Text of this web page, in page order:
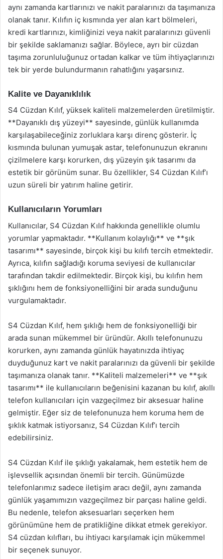
aynı zamanda kartlarınızı ve nakit paralarınızı da taşımanıza
olanak tanır. Kılıfın iç kısmında yer alan kart bölmeleri,
kredi kartlarınızı, kimliğinizi veya nakit paralarınızı güvenli
bir şekilde saklamanızı sağlar. Böylece, ayrı bir cüzdan
taşıma zorunluluğunuz ortadan kalkar ve tüm ihtiyaçlarınızı
tek bir yerde bulundurmanın rahatlığını yaşarsınız.
Kalite ve Dayanıklılık
S4 Cüzdan Kılıf, yüksek kaliteli malzemelerden üretilmiştir.
**Dayanıklı dış yüzeyi** sayesinde, günlük kullanımda
karşılaşabileceğiniz zorluklara karşı direnç gösterir. İç
kısmında bulunan yumuşak astar, telefonunuzun ekranını
çizilmelere karşı korurken, dış yüzeyin şık tasarımı da
estetik bir görünüm sunar. Bu özellikler, S4 Cüzdan Kılıf’ı
uzun süreli bir yatırım haline getirir.
Kullanıcıların Yorumları
Kullanıcılar, S4 Cüzdan Kılıf hakkında genellikle olumlu
yorumlar yapmaktadır. **Kullanım kolaylığı** ve **şık
tasarımı** sayesinde, birçok kişi bu kılıfı tercih etmektedir.
Ayrıca, kılıfın sağladığı koruma seviyesi de kullanıcılar
tarafından takdir edilmektedir. Birçok kişi, bu kılıfın hem
şıklığını hem de fonksiyonelliğini bir arada sunduğunu
vurgulamaktadır.
S4 Cüzdan Kılıf, hem şıklığı hem de fonksiyonelliği bir
arada sunan mükemmel bir üründür. Akıllı telefonunuzu
korurken, aynı zamanda günlük hayatınızda ihtiyaç
duyduğunuz kart ve nakit paralarınızı da güvenli bir şekilde
taşımanıza olanak tanır. **Kaliteli malzemeleri** ve **şık
tasarımı** ile kullanıcıların beğenisini kazanan bu kılıf, akıllı
telefon kullanıcıları için vazgeçilmez bir aksesuar haline
gelmiştir. Eğer siz de telefonunuza hem koruma hem de
şıklık katmak istiyorsanız, S4 Cüzdan Kılıf’ı tercih
edebilirsiniz.
S4 Cüzdan Kılıf ile şıklığı yakalamak, hem estetik hem de
işlevsellik açısından önemli bir tercih. Günümüzde
telefonlarımız sadece iletişim aracı değil, aynı zamanda
günlük yaşamımızın vazgeçilmez bir parçası haline geldi.
Bu nedenle, telefon aksesuarları seçerken hem
görünümüne hem de pratikliğine dikkat etmek gerekiyor.
S4 cüzdan kılıfları, bu ihtiyacı karşılamak için mükemmel
bir seçenek sunuyor.